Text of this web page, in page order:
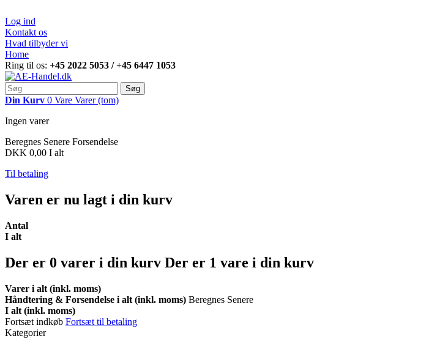
Log ind
Kontakt os
Hvad tilbyder vi
Home
Ring til os: +45 2022 5053 / +45 6447 1053
Søg
Din Kurv 0 Vare Varer (tom)
Ingen varer
Beregnes Senere Forsendelse
DKK 0,00 I alt
Til betaling
Varen er nu lagt i din kurv
Antal
I alt
Der er 0 varer i din kurv Der er 1 vare i din kurv
Varer i alt (inkl. moms)
Håndtering & Forsendelse i alt (inkl. moms) Beregnes Senere
I alt (inkl. moms)
Fortsæt indkøb Fortsæt til betaling
Kategorier